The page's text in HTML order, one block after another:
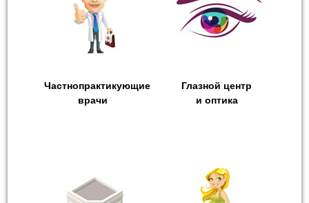
Частнопрактикующие
врачи
Глазной центр
и оптика